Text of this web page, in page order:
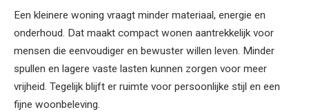
Een kleinere woning vraagt minder materiaal, energie en
onderhoud. Dat maakt compact wonen aantrekkelijk voor
mensen die eenvoudiger en bewuster willen leven. Minder
spullen en lagere vaste lasten kunnen zorgen voor meer
vrijheid. Tegelijk blijft er ruimte voor persoonlijke stijl en een
fijne woonbeleving.